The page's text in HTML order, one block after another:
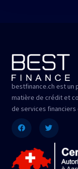
bestfinance.ch est un
matière de crédit et
de services financiers